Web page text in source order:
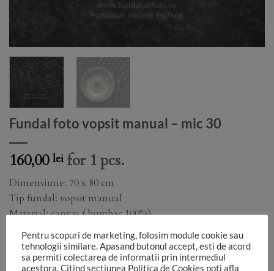
Fundal foto vopsit manual – mic 30
160,00 lei for 1 pcs.
Dimensiune: 70 x 80 cm
Tip fundal: vopsit manual
Material: canvas ( bumbac 100%)
Grosime material: 450g/mp
Finish: mat
Intretinere: Dupa utilizare, fundalul se pastreaza rulat si
Pentru scopuri de marketing, folosim module cookie sau
tehnologii similare. Apasand butonul accept, esti de acord
sa permiti colectarea de informatii prin intermediul
acestora. Citind sectiunea Politica de Cookies poti afla